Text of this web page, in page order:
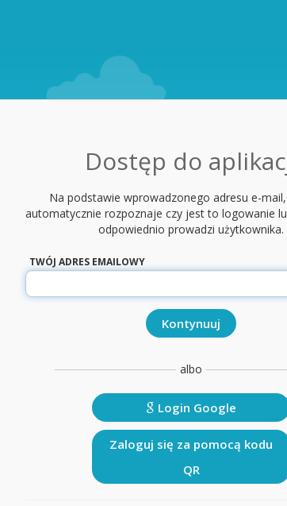
Dostęp do
Na podstawie wprowadzonego adresu e-
automatycznie rozpoznaje czy jest to logowanie
odpowiednio prowadzi użytkownika.
TWÓJ ADRES EMAILOWY
albo
Login Google
Zaloguj się za pomocą kodu
QR